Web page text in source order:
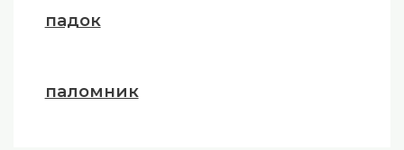
падок
паломник